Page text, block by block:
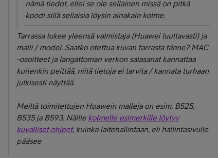
nämä tiedot, ellei se ole sellainen missä on pitkä
koodi sillä sellaisia löysin ainakain kolme.
Tarrassa lukee yleensä valmistaja (Huawei luultavasti) ja
malli / model. Saatko otettua kuvan tarrasta tänne? MAC
-osoitteet ja langattoman verkon salasanat kannattaa
kuitenkin peittää, niitä tietoja ei tarvita / kannata turhaan
julkisesti näyttää.
Meiltä toimitettujen Huawein malleja on esim. B525,
B535 ja B593. Näille kolmelle esimerkille löytyy
kuvalliset ohjeet, kuinka laitehallintaan, eli hallintasivulle
pääsee